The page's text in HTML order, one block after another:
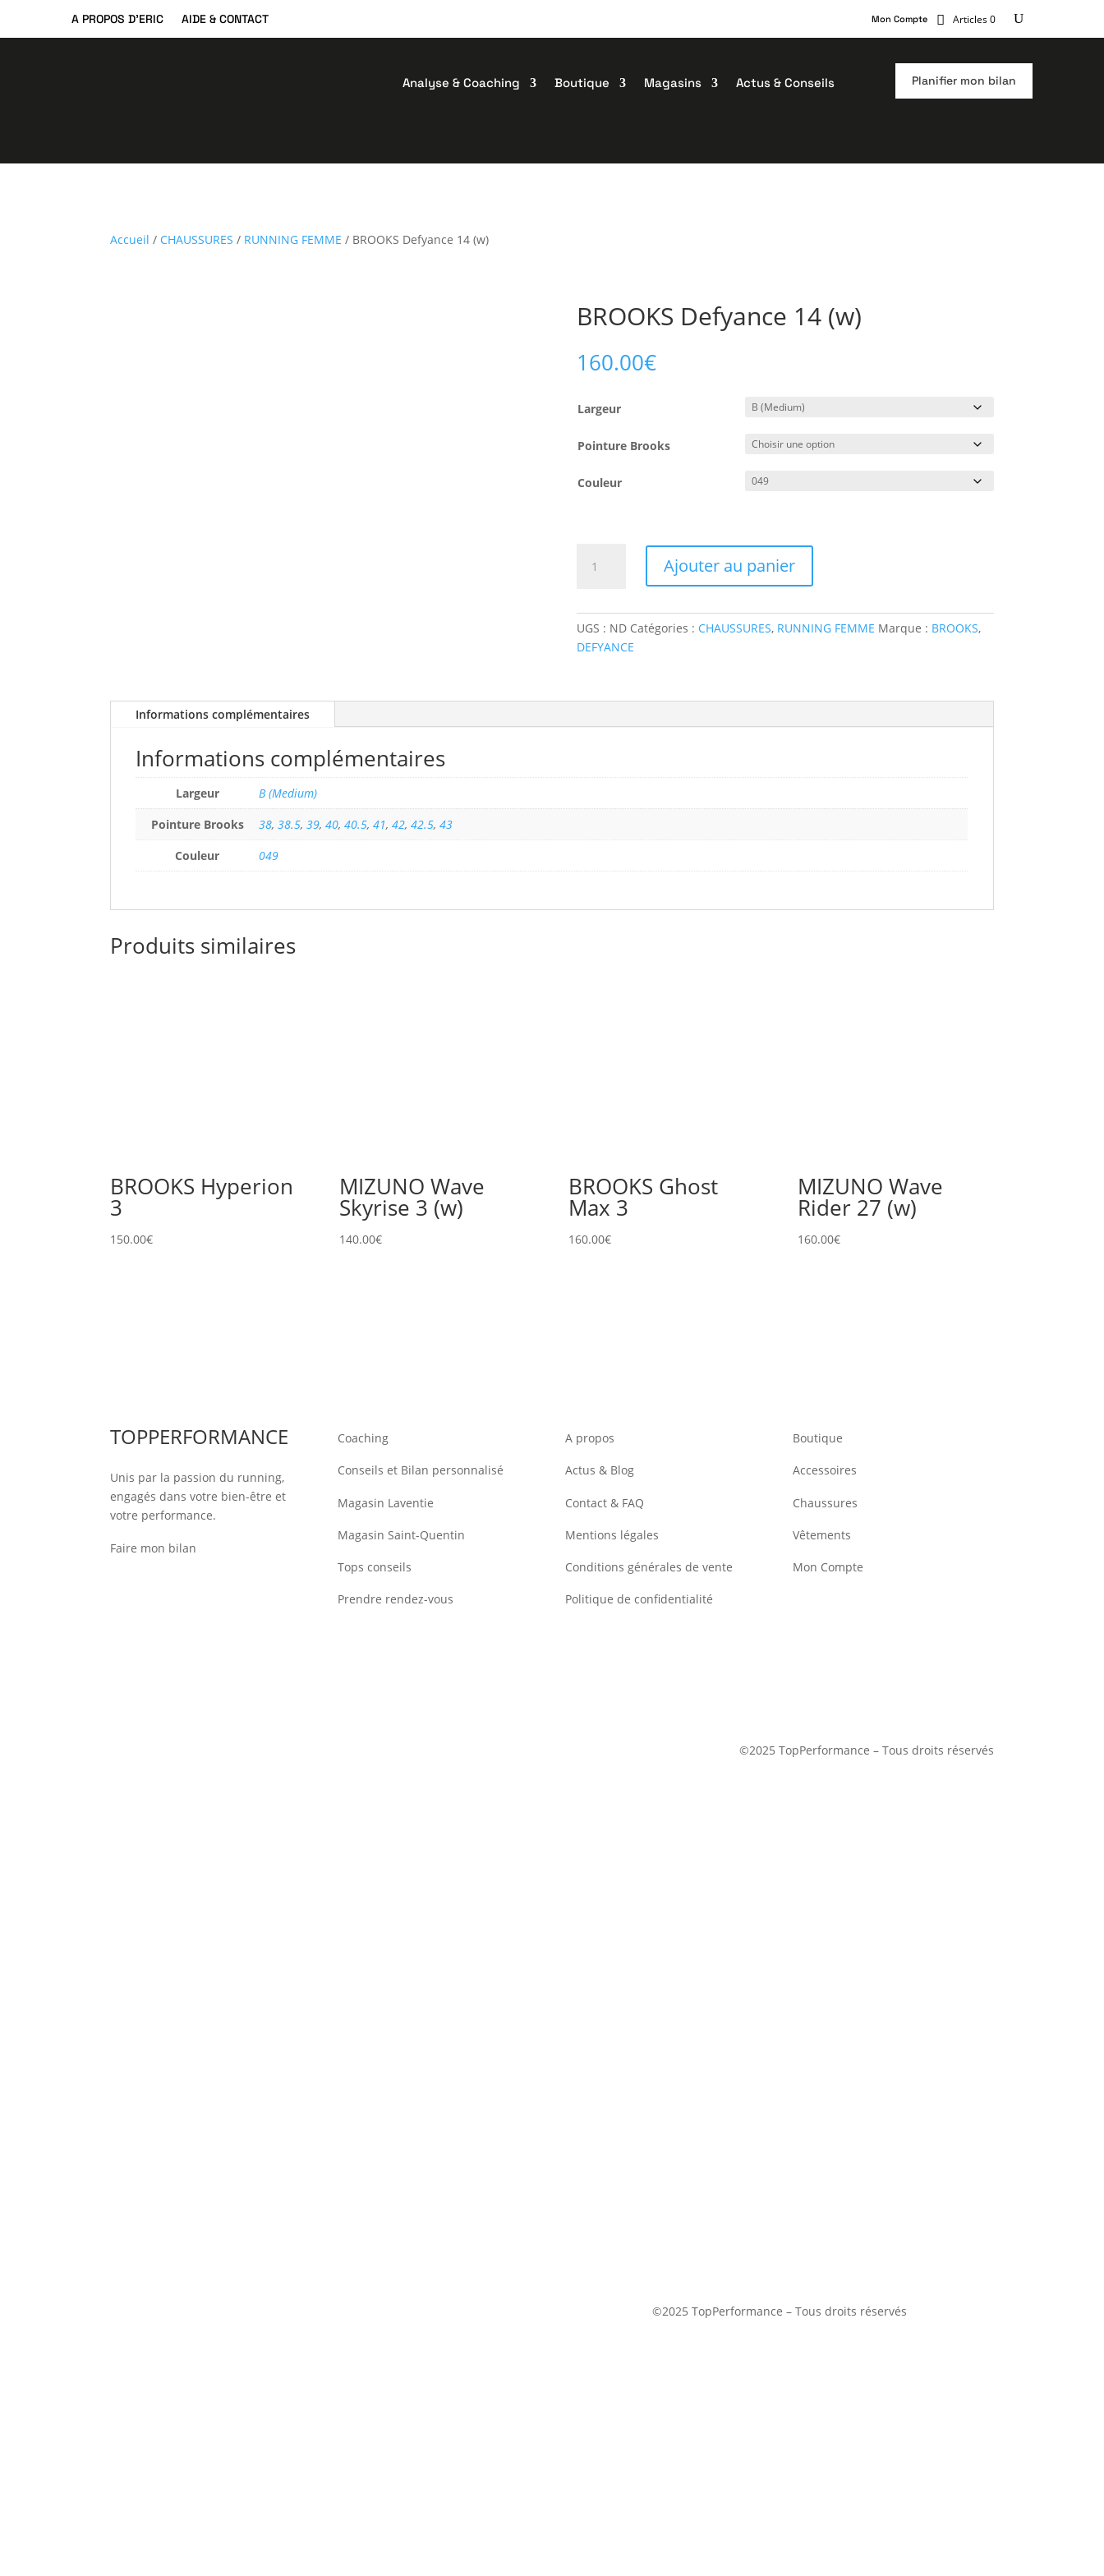
A PROPOS D’ERIC AIDE & CONTACT Mon Compte Articles 0
Analyse & Coaching Boutique Magasins Actus & Conseils Planifier mon bilan
Accueil / CHAUSSURES / RUNNING FEMME / BROOKS Defyance 14 (w)
BROOKS Defyance 14 (w)
160.00€
Largeur
Pointure Brooks
Couleur
14
(w)
Ajouter au panier
UGS : ND Catégories : CHAUSSURES, RUNNING FEMME Marque : BROOKS,
DEFYANCE
Informations complémentaires
Informations complémentaires
Largeur
B (Medium)
Pointure Brooks
38,38.5,39,40,40.5,41,42,42.5,43
Couleur
049
Produits similaires
BROOKS Hyperion
3
150.00€
MIZUNO Wave
Skyrise 3 (w)
140.00€
BROOKS Ghost
Max 3
160.00€
MIZUNO Wave
Rider 27 (w)
160.00€
TOPPERFORMANCE
Unis par la passion du running,
engagés dans votre bien-être et
votre performance.
Faire mon bilan
Coaching
Conseils et Bilan personnalisé
Magasin Laventie
Magasin Saint-Quentin
Tops conseils
Prendre rendez-vous
A propos
Actus & Blog
Contact & FAQ
Mentions légales
Conditions générales de vente
Politique de confidentialité
Boutique
Accessoires
Chaussures
Vêtements
Mon Compte
©2025 TopPerformance – Tous droits réservés
©2025 TopPerformance – Tous droits réservés